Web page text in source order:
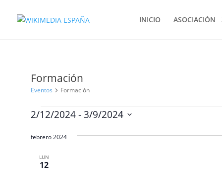
INICIO ASOCIACIÓN
Formación
Eventos Formación
Eventos
2/12/2024 - 3/9/2024
la
febrero 2024
LUN
12